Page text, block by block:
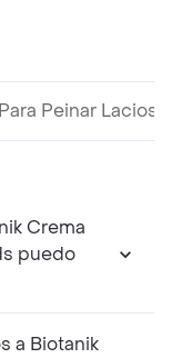
Peinar Lacios
Crema
puedo
a Biotanik